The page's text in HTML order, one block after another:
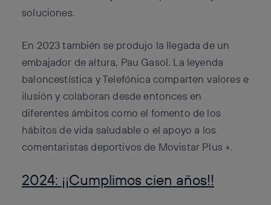
soluciones.
En 2023 también se produjo la llegada de un
embajador de altura, Pau Gasol. La leyenda
baloncestística y Telefónica comparten valores e
ilusión y colaboran desde entonces en
diferentes ámbitos como el fomento de los
hábitos de vida saludable o el apoyo a los
comentaristas deportivos de Movistar Plus +.
2024: ¡¡Cumplimos cien años!!